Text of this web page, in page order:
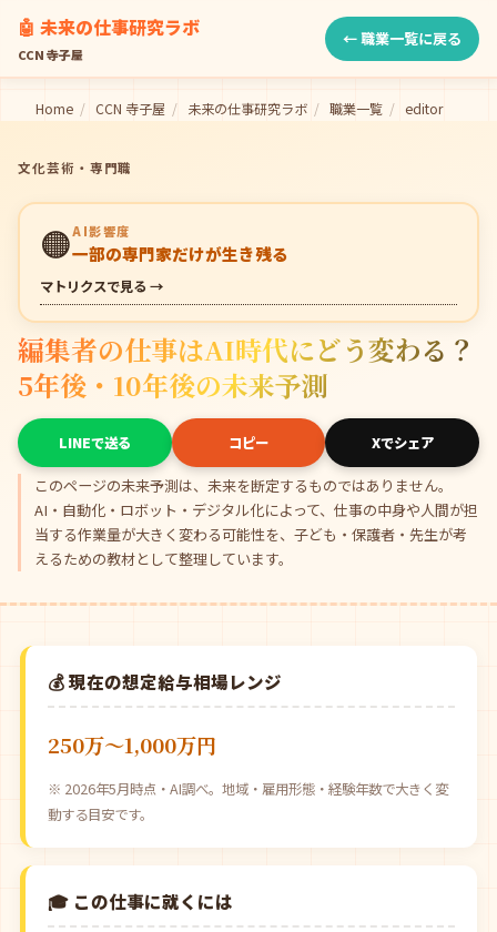
🤖 未来の仕事研究ラボ
CCN 寺子屋
← 職業一覧に戻る
Home / CCN 寺子屋 / 未来の仕事研究ラボ / 職業一覧 / editor
文化芸術・専門職
🟠AI影響度
一部の専門家だけが生き残る
マトリクスで見る →
編集者の仕事はAI時代にどう変わる？
5年後・10年後の未来予測
LINEで送る コピー Xでシェア
このページの未来予測は、未来を断定するものではありません。
AI・自動化・ロボット・デジタル化によって、仕事の中身や人間が担
当する作業量が大きく変わる可能性を、子ども・保護者・先生が考
えるための教材として整理しています。
💰 現在の想定給与相場レンジ
250万〜1,000万円
※ 2026年5月時点・AI調べ。地域・雇用形態・経験年数で大きく変
動する目安です。
🎓 この仕事に就くには